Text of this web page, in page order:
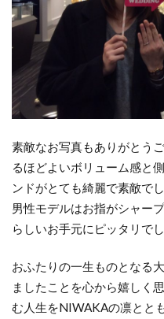
新潟市結婚指輪ストレ
新潟市結婚指輪せっかけ
新潟市結婚指輪ニューヨ
新潟市結婚指輪ブリーズ
新潟市結婚指輪ルシエ
新潟市結婚指輪口コミ
新潟市結婚指輪雪佳景
新潟市結婚指輪雪佳景
新潟月彩
新潟歴史
新潟県ダイヤモンド
素敵なお写真もありがとう
るほどよいボリューム感と
ンドがとても綺麗で素敵でし
男性モデルはお指がシャー
らしいお手元にピッタリでし
おふたりの一生ものとなる
ましたことを心から嬉しく
む人生をNIWAKAの凛とと